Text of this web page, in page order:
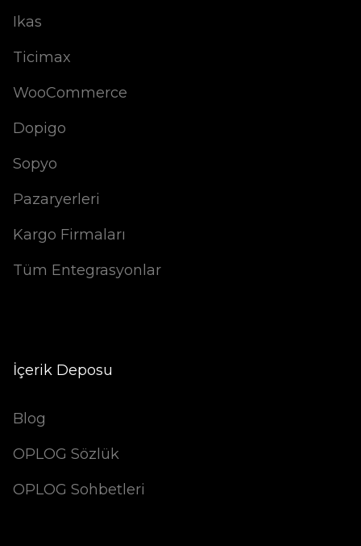
Ikas
Ticimax
WooCommerce
Dopigo
Sopyo
Pazaryerleri
Kargo Firmaları
Tüm Entegrasyonlar
İçerik Deposu
Blog
OPLOG Sözlük
OPLOG Sohbetleri